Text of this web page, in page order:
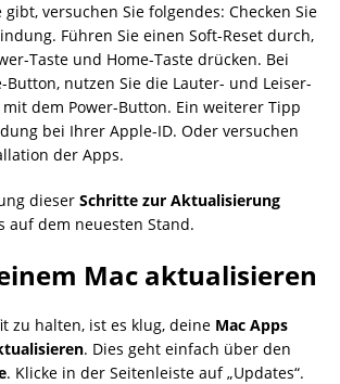
gibt, versuchen Sie folgendes: Checken Sie
Führen Sie einen Soft-Reset durch,
Taste und Home-Taste drücken. Bei
Button, nutzen Sie die Lauter- und Leiser-
dem Power-Button. Ein weiterer Tipp
bei Ihrer Apple-ID. Oder versuchen
der Apps.
dieser Schritte zur Aktualisierung
auf dem neuesten Stand.
Mac aktualisieren
zu halten, ist es klug, deine Mac Apps
. Dies geht einfach über den
. Klicke in der Seitenleiste auf „Updates“.